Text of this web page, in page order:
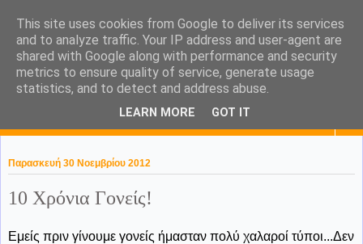
KaPa. Me without you...tea
without a biscuit!
Παρασκευή 30 Νοεμβρίου 2012
10 Χρόνια Γονείς!
Εμείς πριν γίνουμε γονείς ήμασταν πολύ χαλαροί τύποι...Δεν
This site uses cookies from Google to deliver its services
and to analyze traffic. Your IP address and user-agent are
shared with Google along with performance and security
metrics to ensure quality of service, generate usage
statistics, and to detect and address abuse.
LEARN MORE GOT IT